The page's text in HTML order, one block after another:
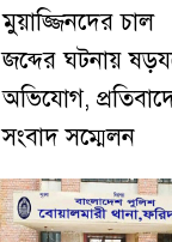
মুয়াজ্জিনদের চাল
জব্দের ঘটনায়
অভিযোগ,
সংবাদ সম্মেলন